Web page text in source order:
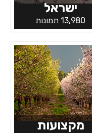
ישראל
13,980 תמונות
מקצועות